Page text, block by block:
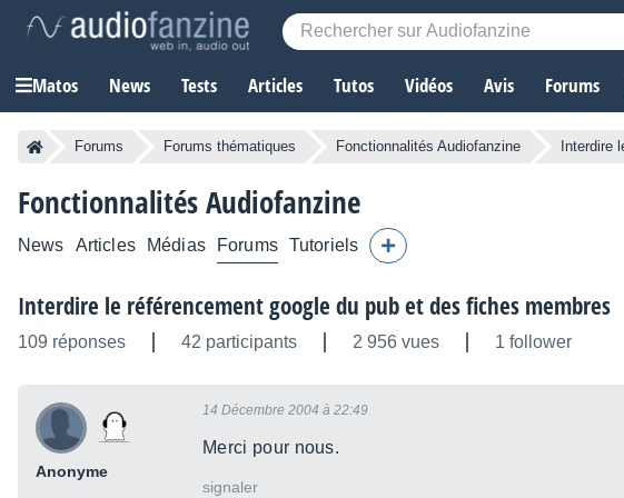
Matos News Tests Articles Tutos Vidéos Avis Forums
Forums Forums thématiques Fonctionnalités Audiofanzine Interdire
Fonctionnalités Audiofanzine
News Articles Médias Forums Tutoriels
Interdire le référencement google du pub et des fiches membres
109 réponses 42 participants 2 956 vues 1 follower
Anonyme
14 Décembre 2004 à 22:49
Merci pour nous.
signaler